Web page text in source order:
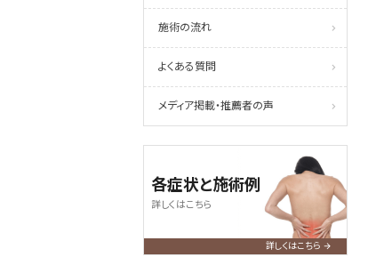
施術の流れ
よくある質問
メディア掲載・推薦者の声
各症状と施術例
詳しくはこちら
詳しくはこちら